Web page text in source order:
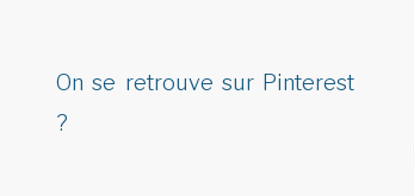
On se retrouve sur Pinterest
?